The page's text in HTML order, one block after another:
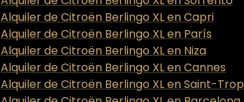
Alquiler de Citroën Berlingo XL en Capri
Alquiler de Citroën Berlingo XL en París
Alquiler de Citroën Berlingo XL en Niza
Alquiler de Citroën Berlingo XL en Cannes
Alquiler de Citroën Berlingo XL en Saint-